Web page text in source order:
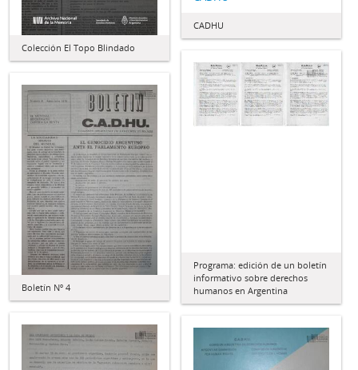
Colección El Topo Blindado
CADHU
Programa: edición de un boletín
informativo sobre derechos
humanos en Argentina
Boletín Nº 4